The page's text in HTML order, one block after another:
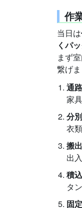
作
当日は
くパ
まず
繋げま
通
家
分
衣
搬
出
積込
タ
固